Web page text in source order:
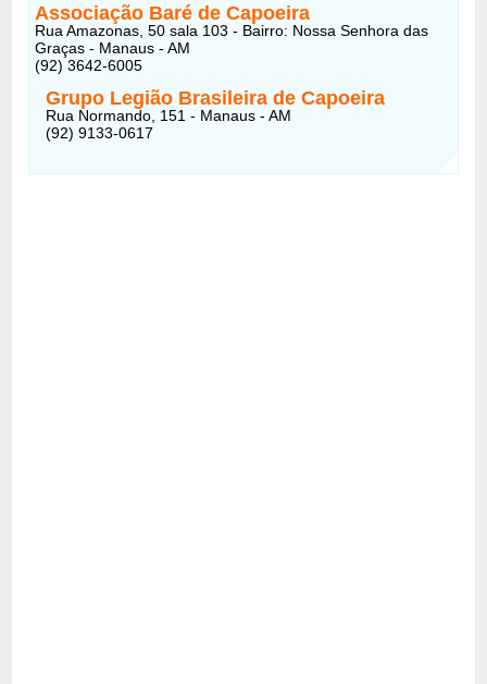
Associação Baré de Capoeira
Rua Amazonas, 50 sala 103 - Bairro: Nossa Senhora das
Graças - Manaus - AM
(92) 3642-6005
Grupo Legião Brasileira de Capoeira
Rua Normando, 151 - Manaus - AM
(92) 9133-0617